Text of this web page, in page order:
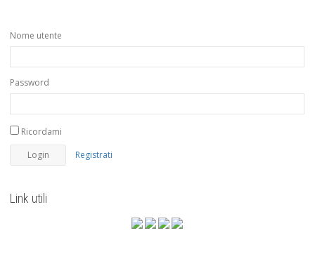
Nome utente
Password
Ricordami
Registrati
Link utili